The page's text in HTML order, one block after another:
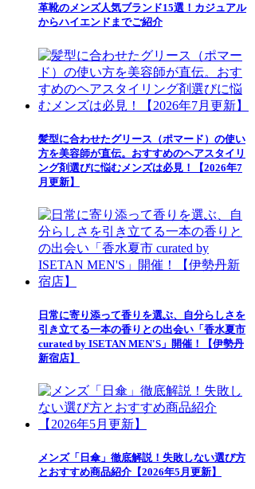
革靴のメンズ人気ブランド15選！カジュアル
からハイエンドまでご紹介
髪型に合わせたグリース（ポマード）の使い
方を美容師が直伝。おすすめのヘアスタイリ
ング剤選びに悩むメンズは必見！【2026年7
月更新】
日常に寄り添って香りを選ぶ、自分らしさを
引き立てる一本の香りとの出会い「香水夏市
curated by ISETAN MEN'S」開催！【伊勢丹
新宿店】
メンズ「日傘」徹底解説！失敗しない選び方
とおすすめ商品紹介【2026年5月更新】